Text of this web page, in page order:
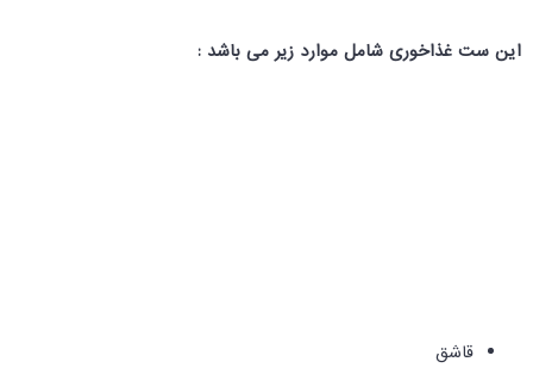
این ست غذاخوری شامل موارد زیر می باشد :
قاشق